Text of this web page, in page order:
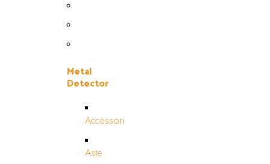
Metal
Detector
Accessori
Aste